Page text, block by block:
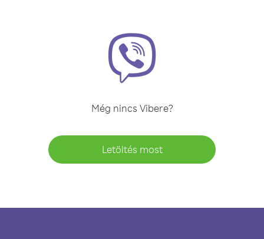
Még nincs Vibere?
Letöltés most